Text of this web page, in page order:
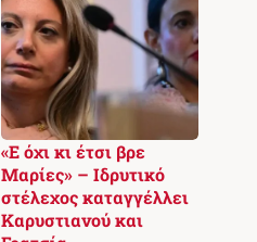
«Ε όχι κι έτσι βρε
Μαρίες» – Ιδρυτικό
στέλεχος καταγγέλλει
Καρυστιανού και